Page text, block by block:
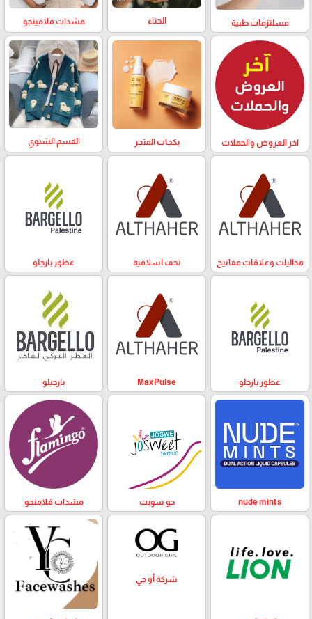
مسلتزمات طبية الحناء مشدات فلامينجو
اخر العروض والحملات بكجات المتجر القسم الشتوي
مداليات وعلاقات مفاتيح تحف اسلامية عطور بارجلو
عطور بارجلو MaxPulse بارجيلو
nude mints جو سويت مشدات فلامنجو
شركة أو جي